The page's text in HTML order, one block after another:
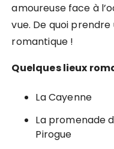
amoureuse face à
vue. De quoi
romantique !
Quelques lieux
La Cayenne
La promenade
Pirogue